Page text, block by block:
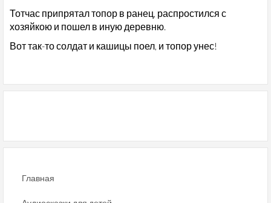
Тотчас припрятал топор в ранец, распростился с
хозяйкою и пошел в иную деревню.
Вот так-то солдат и кашицы поел, и топор унес!
Главная